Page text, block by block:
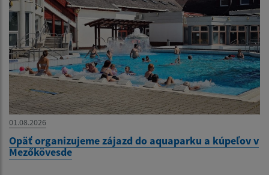
01.08.2026
Opäť organizujeme zájazd do aquaparku a kúpeľov v
Mezőkövesde